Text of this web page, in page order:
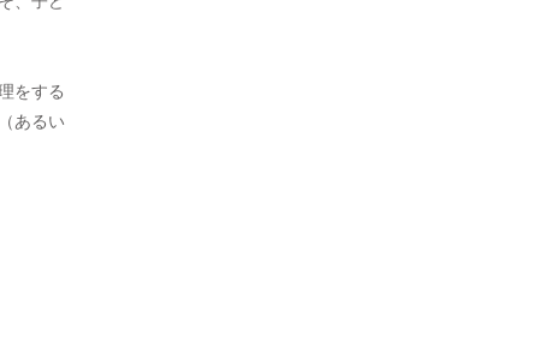
をする
あるい